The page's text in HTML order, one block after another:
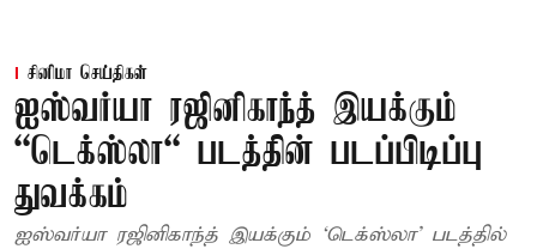
சினிமா செய்திகள்
ஐஸ்வர்யா ரஜினிகாந்த் இயக்கும்
“டெக்ஸ்லா“ படத்தின் படப்பிடிப்பு
துவக்கம்
ஐஸ்வர்யா ரஜினிகாந்த் இயக்கும் ‘டெக்ஸ்லா’ படத்தில்